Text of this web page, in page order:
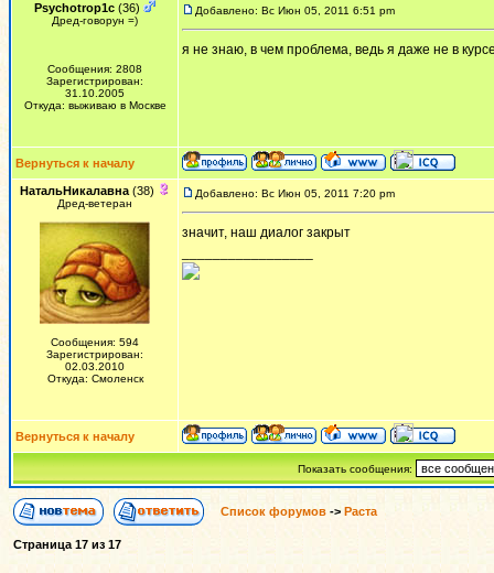
Psychotrop1c (36)
Дред-говорун =)
Сообщения: 2808
Зарегистрирован:
31.10.2005
Откуда: выживаю в Москве
Добавлено: Вс Июн 05, 2011 6:51 pm
я не знаю, в чем проблема, ведь я даже не в
Вернуться к началу
НатальНикалавна (38)
Дред-ветеран
Сообщения: 594
Зарегистрирован:
02.03.2010
Откуда: Смоленск
Добавлено: Вс Июн 05, 2011 7:20 pm
значит, наш диалог закрыт
Вернуться к началу
Показать сообщения:
Список форумов -> Раста
Страница 17 из 17